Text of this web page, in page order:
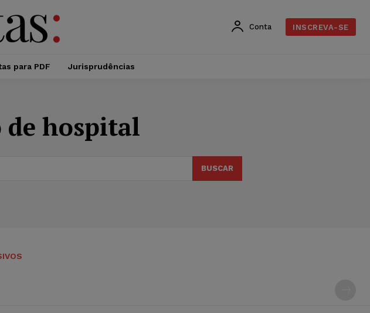
Conta INSCREVA-SE
para PDF Jurisprudências
de hospital
BUSCAR